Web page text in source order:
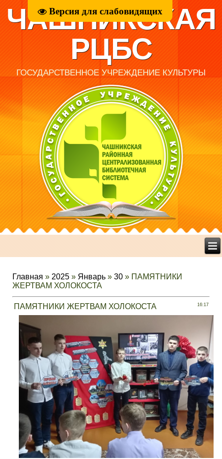
Версия для слабовидящих
ЧАШНИКСКАЯ
РЦБС
ГОСУДАРСТВЕННОЕ УЧРЕЖДЕНИЕ КУЛЬТУРЫ
Главная » 2025 » Январь » 30 » ПАМЯТНИКИ
ЖЕРТВАМ ХОЛОКОСТА
16:17
ПАМЯТНИКИ ЖЕРТВАМ ХОЛОКОСТА